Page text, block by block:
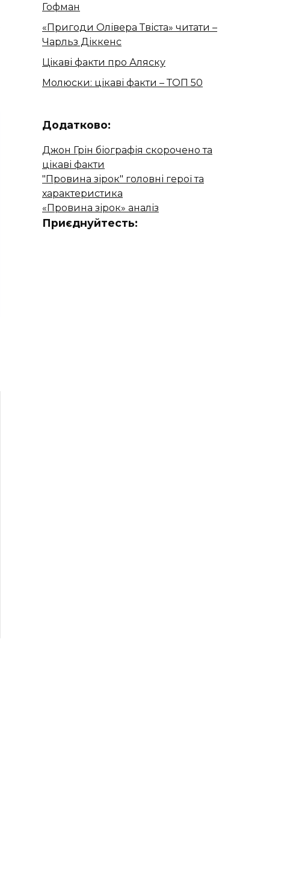
Гофман
«Пригоди Олівера Твіста» читати –
Чарльз Діккенс
Цікаві факти про Аляску
Молюски: цікаві факти – ТОП 50
Додатково:
Джон Грін біографія скорочено та
цікаві факти
"Провина зірок" головні герої та
характеристика
«Провина зірок» аналіз
Приєднуйтесть: